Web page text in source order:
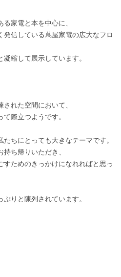
家電と本を中心に、
発信している蔦屋家電の広大なフロ
縮して展示しています。
れた空間において、
際立つようです。
ちにとっても大きなテーマです。
ち帰りいただき、
すためのきっかけになれればと思っ
りと陳列されています。